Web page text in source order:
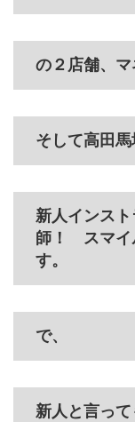
の２店舗、
そして高田馬
新人インス
師！ スマイ
す。
で、
新人と言っ